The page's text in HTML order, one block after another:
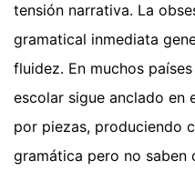
tensión narrativa. La
gramatical inmediata
fluidez. En muchos
escolar sigue anclado en
por piezas, produciendo
gramática pero no saben